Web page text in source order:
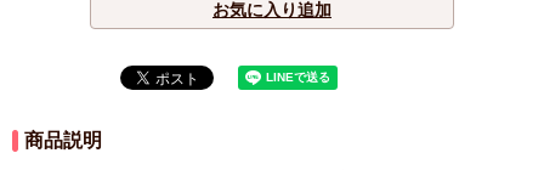
お気に入り追加
商品説明